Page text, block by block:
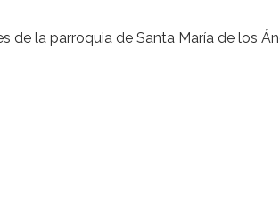
de la parroquia de Santa María de los